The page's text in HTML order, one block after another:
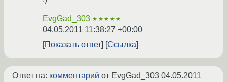
EvgGad_303 ★★★★★
04.05.2011 11:38:27 +00:00
Показать ответ
Ссылка
Ответ на: комментарий от EvgGad_303 04.05.2011